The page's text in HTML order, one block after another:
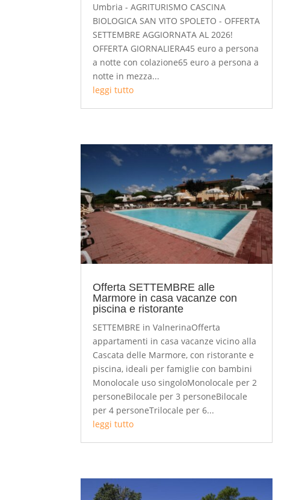
Umbria - AGRITURISMO CASCINA
BIOLOGICA SAN VITO SPOLETO - OFFERTA
SETTEMBRE AGGIORNATA AL 2026!
OFFERTA GIORNALIERA45 euro a persona
a notte con colazione65 euro a persona a
notte in mezza...
leggi tutto
Offerta SETTEMBRE alle
Marmore in casa vacanze con
piscina e ristorante
SETTEMBRE in ValnerinaOfferta
appartamenti in casa vacanze vicino alla
Cascata delle Marmore, con ristorante e
piscina, ideali per famiglie con bambini
Monolocale uso singoloMonolocale per 2
personeBilocale per 3 personeBilocale
per 4 personeTrilocale per 6...
leggi tutto